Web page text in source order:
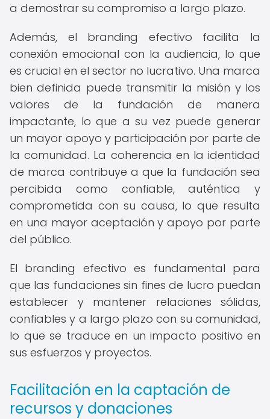
a demostrar su compromiso a largo plazo.
Además, el branding efectivo facilita la
conexión emocional con la audiencia, lo que
es crucial en el sector no lucrativo. Una marca
bien definida puede transmitir la misión y los
valores de la fundación de manera
impactante, lo que a su vez puede generar
un mayor apoyo y participación por parte de
la comunidad. La coherencia en la identidad
de marca contribuye a que la fundación sea
percibida como confiable, auténtica y
comprometida con su causa, lo que resulta
en una mayor aceptación y apoyo por parte
del público.
El branding efectivo es fundamental para
que las fundaciones sin fines de lucro puedan
establecer y mantener relaciones sólidas,
confiables y a largo plazo con su comunidad,
lo que se traduce en un impacto positivo en
sus esfuerzos y proyectos.
Facilitación en la captación de
recursos y donaciones